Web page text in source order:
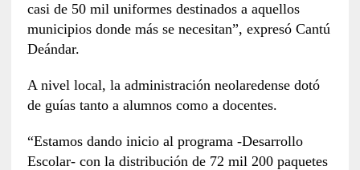
casi de 50 mil uniformes destinados a aquellos
municipios donde más se necesitan”, expresó Cantú
Deándar.
A nivel local, la administración neolaredense dotó
de guías tanto a alumnos como a docentes.
“Estamos dando inicio al programa -Desarrollo
Escolar- con la distribución de 72 mil 200 paquetes